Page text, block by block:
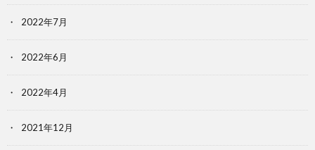
2022年7月
2022年6月
2022年4月
2021年12月